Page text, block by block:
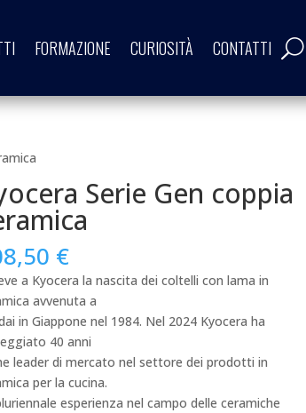
FORMAZIONE CURIOSITÀ CONTATTI
Serie Gen coppia
€
a Kyocera la nascita dei coltelli con lama in
avvenuta a
in Giappone nel 1984. Nel 2024 Kyocera ha
40 anni
leader di mercato nel settore dei prodotti in
per la cucina.
esperienza nel campo delle ceramiche